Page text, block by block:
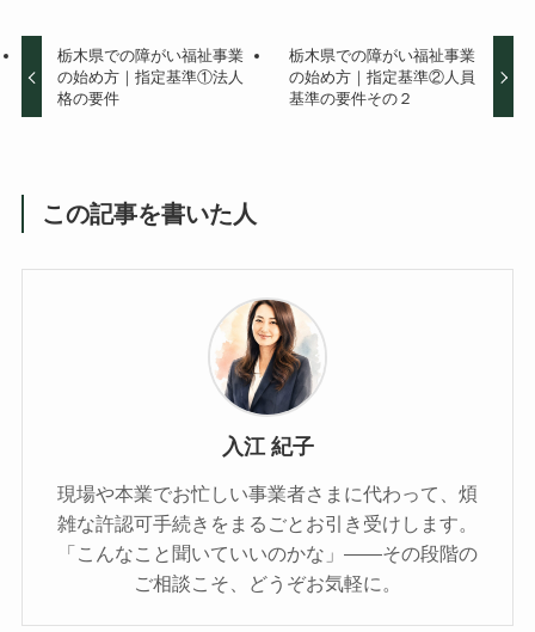
栃木県での障がい福祉事業
の始め方｜指定基準①法人
格の要件
栃木県での障がい福祉事業
の始め方｜指定基準②人員
基準の要件その２
この記事を書いた人
入江 紀子
現場や本業でお忙しい事業者さまに代わって、煩
雑な許認可手続きをまるごとお引き受けします。
「こんなこと聞いていいのかな」——その段階の
ご相談こそ、どうぞお気軽に。